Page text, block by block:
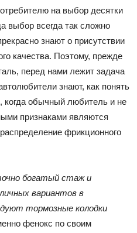
на выбор десятки
выбор всегда так сложно
знают о присутствии
качества. Поэтому, прежде
перед нами лежит задача
знают, как понять
когда обычный любитель и не
признаками являются
фрикционного
богатый стаж и
вариантов в
тормозные колодки
фенокс по своим